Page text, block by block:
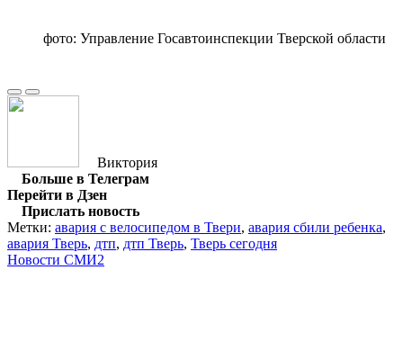
фото: Управление Госавтоинспекции Тверской области
Виктория
Больше в Телеграм
Перейти в Дзен
Прислать новость
Метки: авария с велосипедом в Твери, авария сбили ребенка,
авария Тверь, дтп, дтп Тверь, Тверь сегодня
Новости СМИ2